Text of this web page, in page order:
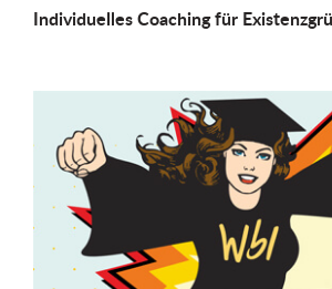
Individu­elles Coaching für